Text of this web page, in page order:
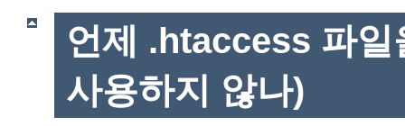
언제 .htaccess 파일
사용하지 않나)